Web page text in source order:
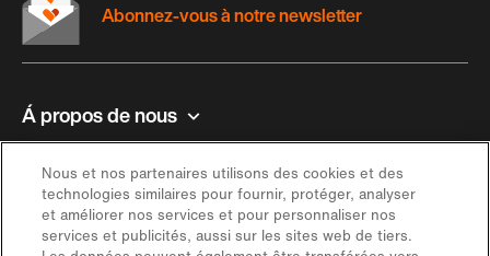
Á propos de nous
Contact et aide
Inspiration
Abonnez-vous à notre newsletter
Nous et nos partenaires utilisons des cookies et des
technologies similaires pour fournir, protéger, analyser
et améliorer nos services et pour personnaliser nos
services et publicités, aussi sur les sites web de tiers.